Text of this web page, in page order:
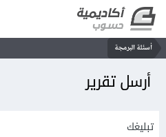
أسئلة البرمجة
أرسل تقرير
تبليغك